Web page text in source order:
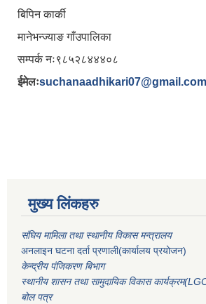
बिपिन कार्की
मानेभन्ज्याङ गाँउपालिका
सम्पर्क नः९८५२८४४४०८
ईमेलःsuchanaadhikari07@gmail.com
मुख्य लिंकहरु
संघिय मामिला तथा स्थानीय विकास मन्त्रालय
अनलाइन घटना दर्ता प्रणाली(कार्यालय प्रयोजन)
केन्द्रीय पंजिकरण बिभाग
स्थानीय शासन तथा सामुदायिक विकास
बोल पत्र